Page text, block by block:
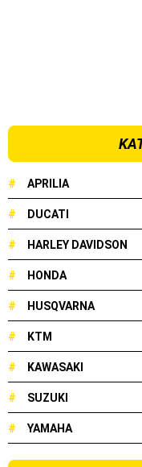
# APRILIA
# DUCATI
# HARLEY DAVIDSON
# HONDA
# HUSQVARNA
# KTM
# KAWASAKI
# SUZUKI
# YAMAHA